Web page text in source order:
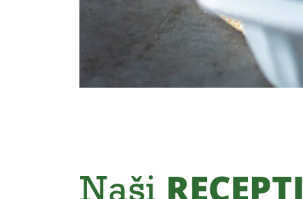
Naši RECEPTI